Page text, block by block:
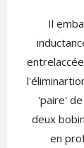
Il
'paire'
deux
en